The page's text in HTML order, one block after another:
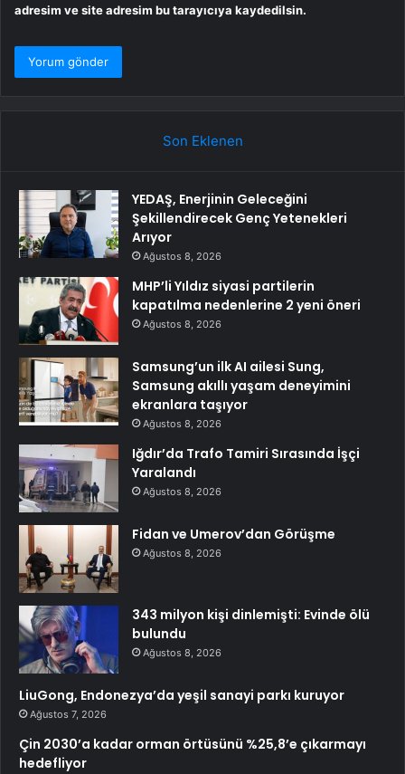
adresim ve site adresim bu tarayıcıya kaydedilsin.
Son Eklenen
YEDAŞ, Enerjinin Geleceğini
Şekillendirecek Genç Yetenekleri
Arıyor
Ağustos 8, 2026
MHP’li Yıldız siyasi partilerin
kapatılma nedenlerine 2 yeni öneri
Ağustos 8, 2026
Samsung’un ilk AI ailesi Sung,
Samsung akıllı yaşam deneyimini
ekranlara taşıyor
Ağustos 8, 2026
Iğdır’da Trafo Tamiri Sırasında İşçi
Yaralandı
Ağustos 8, 2026
Fidan ve Umerov’dan Görüşme
Ağustos 8, 2026
343 milyon kişi dinlemişti: Evinde ölü
bulundu
Ağustos 8, 2026
LiuGong, Endonezya’da yeşil sanayi parkı kuruyor
Ağustos 7, 2026
Çin 2030’a kadar orman örtüsünü %25,8’e çıkarmayı
hedefliyor